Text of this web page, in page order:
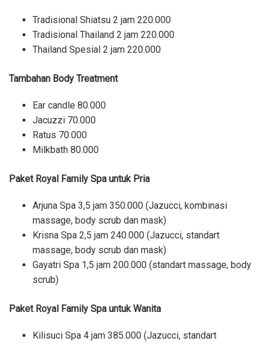
Tradisional Shiatsu 2 jam 220.000
Tradisional Thailand 2 jam 220.000
Thailand Spesial 2 jam 220.000
Tambahan Body Treatment
Ear candle 80.000
Jacuzzi 70.000
Ratus 70.000
Milkbath 80.000
Paket Royal Family Spa untuk Pria
Arjuna Spa 3,5 jam 350.000 (Jazucci, kombinasi
massage, body scrub dan mask)
Krisna Spa 2,5 jam 240.000 (Jazucci, standart
massage, body scrub dan mask)
Gayatri Spa 1,5 jam 200.000 (standart massage, body
scrub)
Paket Royal Family Spa untuk Wanita
Kilisuci Spa 4 jam 385.000 (Jazucci, standart